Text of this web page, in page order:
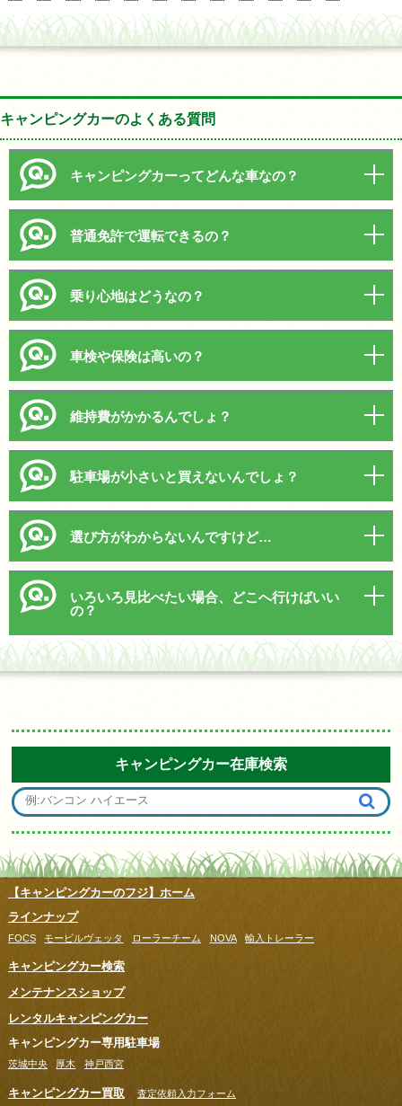
キャンピングカーのよくある質問
キャンピングカーってどんな車なの？
普通免許で運転できるの？
乗り心地はどうなの？
車検や保険は高いの？
維持費がかかるんでしょ？
駐車場が小さいと買えないんでしょ？
選び方がわからないんですけど…
いろいろ見比べたい場合、どこへ行けばいい
の？
キャンピングカー在庫検索
【キャンピングカーのフジ】ホーム
ラインナップ
FOCS モービルヴェッタ ローラーチーム NOVA 輸入トレーラー
キャンピングカー検索
メンテナンスショップ
レンタルキャンピングカー
キャンピングカー専用駐車場
茨城中央 厚木 神戸西宮
キャンピングカー買取 査定依頼入力フォーム